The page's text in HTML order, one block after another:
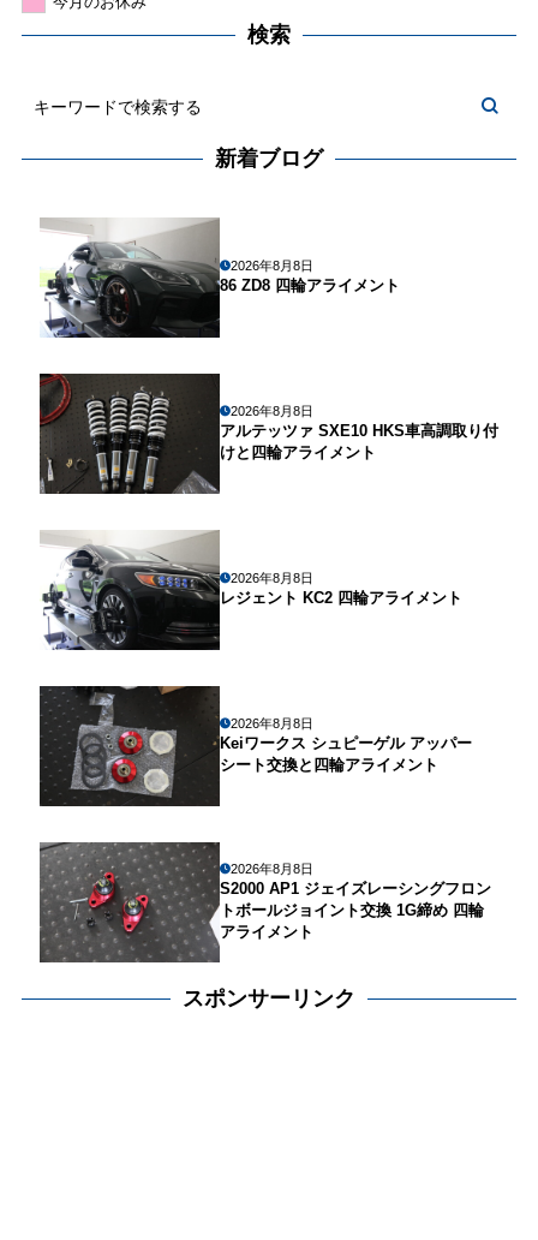
検索
新着ブログ
2026年8月8日
86 ZD8 四輪アライメント
2026年8月8日
アルテッツァ SXE10 HKS車高調取り付
けと四輪アライメント
2026年8月8日
レジェント KC2 四輪アライメント
2026年8月8日
Keiワークス シュピーゲル アッパー
シート交換と四輪アライメント
2026年8月8日
S2000 AP1 ジェイズレーシングフロン
トボールジョイント交換 1G締め 四輪
アライメント
スポンサーリンク